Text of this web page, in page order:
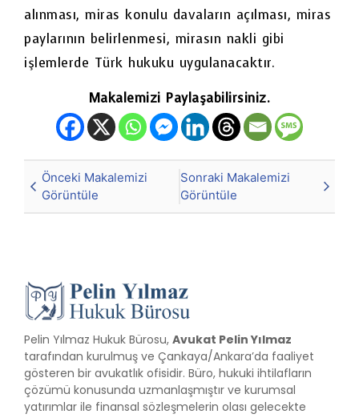
alınması, miras konulu davaların açılması, miras
paylarının belirlenmesi, mirasın nakli gibi
işlemlerde Türk hukuku uygulanacaktır.
Makalemizi Paylaşabilirsiniz.
Önceki Makalemizi
Görüntüle
Sonraki Makalemizi
Görüntüle
Pelin Yılmaz Hukuk Bürosu, Avukat Pelin Yılmaz
tarafından kurulmuş ve Çankaya/Ankara’da faaliyet
gösteren bir avukatlık ofisidir. Büro, hukuki ihtilafların
çözümü konusunda uzmanlaşmıştır ve kurumsal
yatırımlar ile finansal sözleşmelerin olası gelecekte